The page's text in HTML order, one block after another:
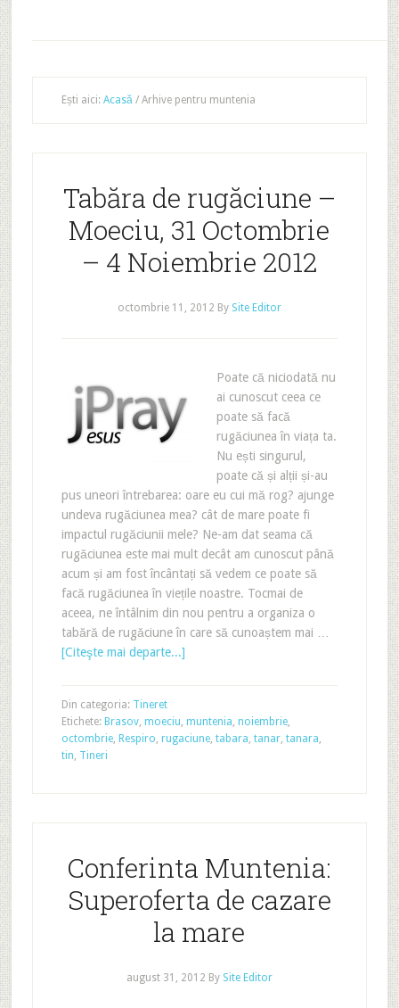
Ești aici: Acasă /Arhive pentru muntenia
Tabăra de rugăciune –
Moeciu, 31 Octombrie
– 4 Noiembrie 2012
octombrie 11, 2012 By Site Editor
Poate că niciodată nu
ai cunoscut ceea ce
poate să facă
rugăciunea în viața ta.
Nu ești singurul,
poate că și alții și-au
pus uneori întrebarea: oare eu cui mă rog? ajunge
undeva rugăciunea mea? cât de mare poate fi
impactul rugăciunii mele? Ne-am dat seama că
rugăciunea este mai mult decât am cunoscut până
acum și am fost încântați să vedem ce poate să
facă rugăciunea în viețile noastre. Tocmai de
aceea, ne întâlnim din nou pentru a organiza o
tabără de rugăciune în care să cunoaștem mai …
[Citeşte mai departe...]
Din categoria: Tineret
Etichete: Brasov, moeciu, muntenia, noiembrie,
octombrie, Respiro, rugaciune, tabara, tanar, tanara,
tin, Tineri
Conferinta Muntenia:
Superoferta de cazare
la mare
august 31, 2012 By Site Editor